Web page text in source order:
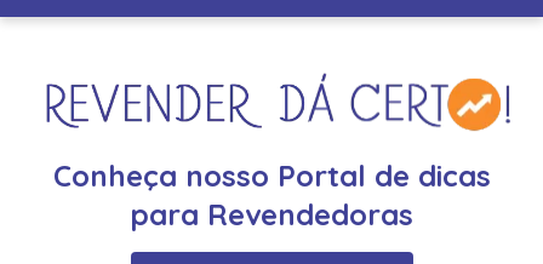
Conheça nosso Portal de dicas
para Revendedoras